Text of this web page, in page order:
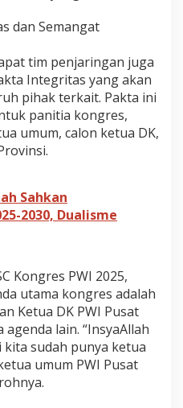
dan Semangat
tim penjaringan juga
Integritas yang akan
pihak terkait. Pakta ini
panitia kongres,
umum, calon ketua DK,
Sahkan
2030, Dualisme
Kongres PWI 2025,
utama kongres adalah
Ketua DK PWI Pusat
lain. “InsyaAllah
sudah punya ketua
umum PWI Pusat